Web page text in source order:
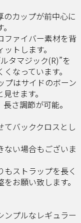
のカップが前中心に
ファイバー素材を背
トします。
タマジック(R)”を
なっています。
プはサイドのボーン
せます。
さ調節が可能。
てバッククロスとし
い場合もございま
ストラップを長く
お願い致します。
ンプルなレギュラー